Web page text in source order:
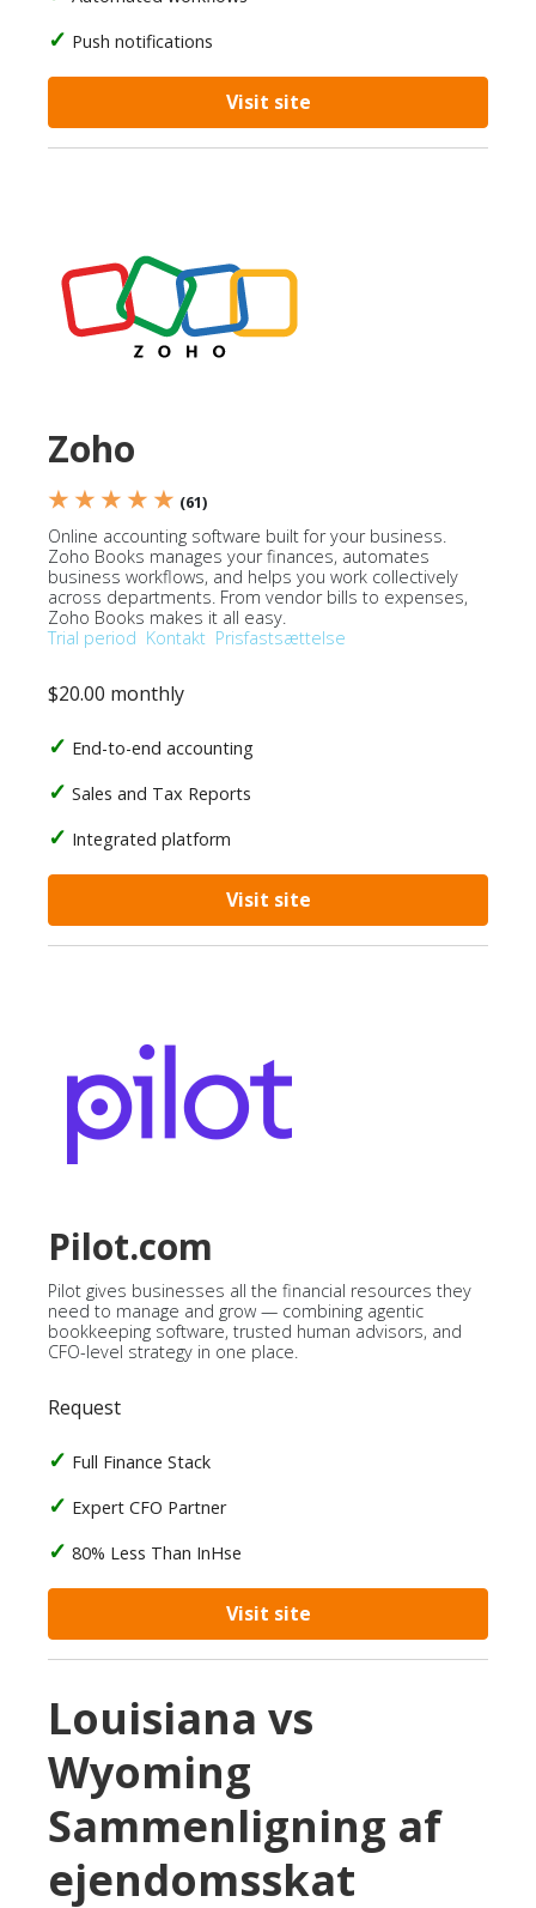
Push notifications
Visit site
Zoho
★ ★ ★ ★ ★ (61)
Online accounting software built for your business.
Zoho Books manages your finances, automates
business workflows, and helps you work collectively
across departments. From vendor bills to expenses,
Zoho Books makes it all easy.
Trial period Kontakt Prisfastsættelse
$20.00 monthly
End-to-end accounting
Sales and Tax Reports
Integrated platform
Visit site
Pilot.com
Pilot gives businesses all the financial resources they
need to manage and grow — combining agentic
bookkeeping software, trusted human advisors, and
CFO-level strategy in one place.
Request
Full Finance Stack
Expert CFO Partner
80% Less Than InHse
Visit site
Louisiana vs
Wyoming
Sammenligning af
ejendomsskat